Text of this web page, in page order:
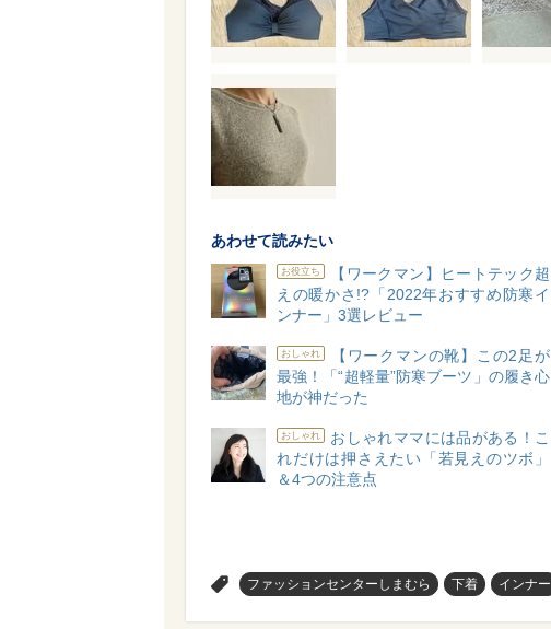
あわせて読みたい
お役立ち
【ワークマン】ヒートテック超
えの暖かさ!?「2022年おすすめ防寒イ
ンナー」3選レビュー
おしゃれ
【ワークマンの靴】この2足が
最強！「“超軽量”防寒ブーツ」の履き心
地が神だった
おしゃれ
おしゃれママには品がある！こ
れだけは押さえたい「若見えのツボ」
＆4つの注意点
ファッションセンターしまむら 下着 インナー